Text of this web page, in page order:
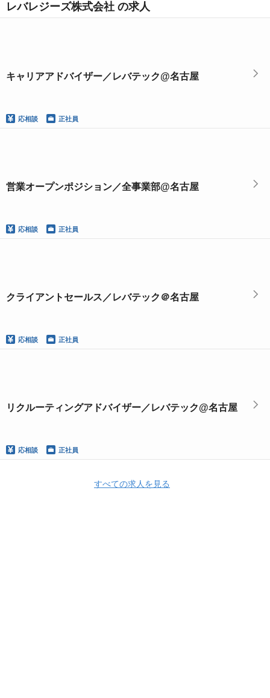
レバレジーズ株式会社 の求人
キャリアアドバイザー／レバテック@名古屋
応相談 正社員
営業オープンポジション／全事業部@名古屋
応相談 正社員
クライアントセールス／レバテック＠名古屋
応相談 正社員
リクルーティングアドバイザー／レバテック@名古屋
応相談 正社員
すべての求人を見る